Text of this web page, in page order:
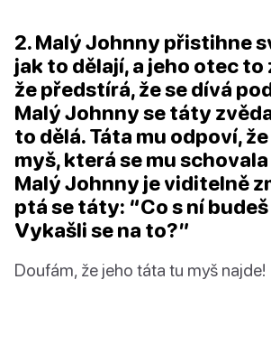
2. Malý Johnny přistihne
jak to dělají, a jeho otec to
že předstírá, že se dívá
Malý Johnny se táty
to dělá. Táta mu odpoví,
myš, která se mu
Malý Johnny je viditelně
ptá se táty: “Co s ní
Vykašli se na to?”
Doufám, že jeho táta tu myš najde!